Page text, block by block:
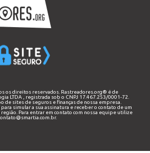
os direitos reservados. Rastreadores.org® é de
LTDA
, registrada sob o CNPJ 17.467.253/0001-72.
de sites de seguros e finanças de nossa empresa.
para simular a sua assinatura e receber o contato de um
Para entrar em contato com nossa equipe utilize
.